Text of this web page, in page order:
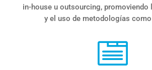
in-house u outsourcing, promoviendo
y el uso de metodologías como
